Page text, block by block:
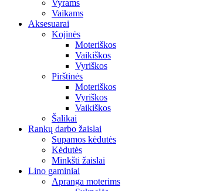
Vyrams
Vaikams
Aksesuarai
Kojinės
Moteriškos
Vaikiškos
Vyriškos
Pirštinės
Moteriškos
Vyriškos
Vaikiškos
Šalikai
Rankų darbo žaislai
Supamos kėdutės
Kėdutės
Minkšti žaislai
Lino gaminiai
Apranga moterims